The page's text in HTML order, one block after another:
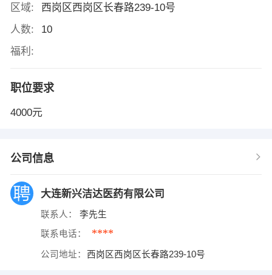
区域:
西岗区西岗区长春路239-10号
人数:
10
福利:
职位要求
4000元
公司信息
大连新兴洁达医药有限公司
联系人： 李先生
联系电话： ****
公司地址： 西岗区西岗区长春路239-10号